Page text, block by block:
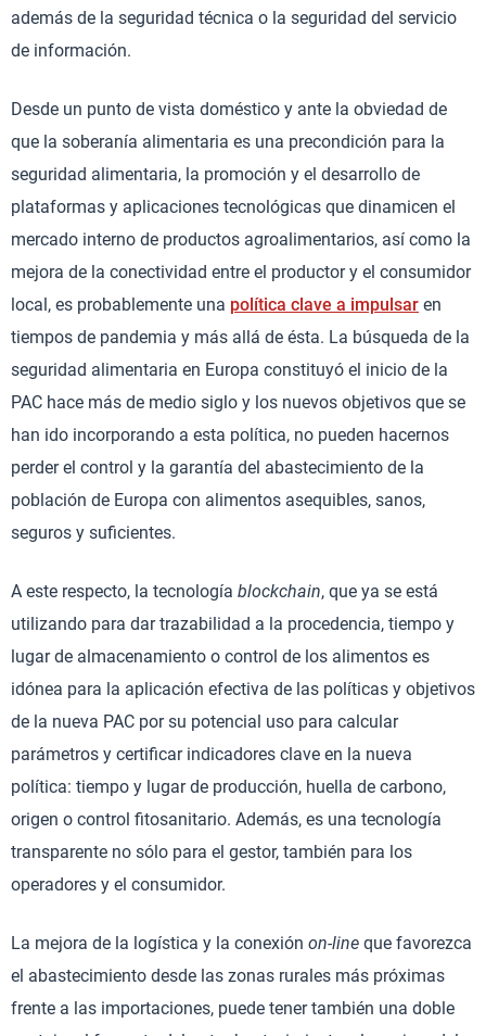
además de la seguridad técnica o la seguridad del servicio
de información.
Desde un punto de vista doméstico y ante la obviedad de
que la soberanía alimentaria es una precondición para la
seguridad alimentaria, la promoción y el desarrollo de
plataformas y aplicaciones tecnológicas que dinamicen el
mercado interno de productos agroalimentarios, así como la
mejora de la conectividad entre el productor y el consumidor
local, es probablemente una política clave a impulsar en
tiempos de pandemia y más allá de ésta. La búsqueda de la
seguridad alimentaria en Europa constituyó el inicio de la
PAC hace más de medio siglo y los nuevos objetivos que se
han ido incorporando a esta política, no pueden hacernos
perder el control y la garantía del abastecimiento de la
población de Europa con alimentos asequibles, sanos,
seguros y suficientes.
A este respecto, la tecnología blockchain, que ya se está
utilizando para dar trazabilidad a la procedencia, tiempo y
lugar de almacenamiento o control de los alimentos es
idónea para la aplicación efectiva de las políticas y objetivos
de la nueva PAC por su potencial uso para calcular
parámetros y certificar indicadores clave en la nueva
política: tiempo y lugar de producción, huella de carbono,
origen o control fitosanitario. Además, es una tecnología
transparente no sólo para el gestor, también para los
operadores y el consumidor.
La mejora de la logística y la conexión on-line que favorezca
el abastecimiento desde las zonas rurales más próximas
frente a las importaciones, puede tener también una doble